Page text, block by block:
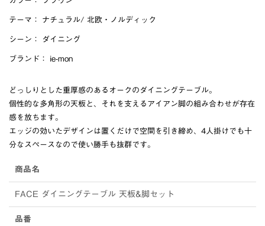
テーマ： ナチュラル/ 北欧・ノルディック
シーン： ダイニング
ブランド： ie-mon
どっしりとした重厚感のあるオークのダイニングテーブル。
個性的な多角形の天板と、それを支えるアイアン脚の組み合わせが存在
感を放ちます。
エッジの効いたデザインは置くだけで空間を引き締め、4人掛けでも十
分なスペースなので使い勝手も抜群です。
商品名
FACE ダイニングテーブル 天板&脚セット
品番